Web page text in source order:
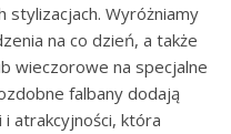
stylizacjach. Wyróżniamy
na co dzień, a także
wieczorowe na specjalne
falbany dodają
atrakcyjności, która